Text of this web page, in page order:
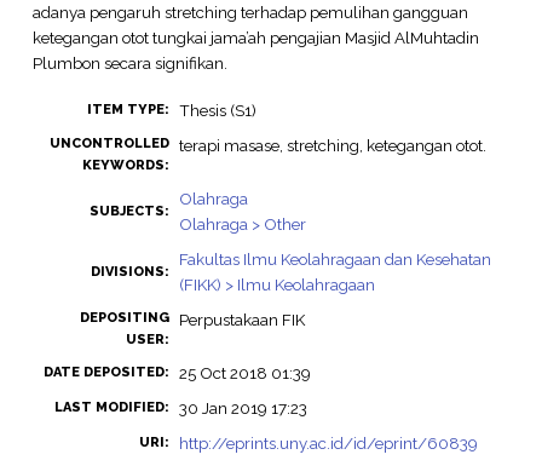
adanya pengaruh stretching terhadap pemulihan gangguan
ketegangan otot tungkai jama’ah pengajian Masjid AlMuhtadin
Plumbon secara signifikan.
ITEM TYPE: Thesis (S1)
UNCONTROLLED
KEYWORDS:
terapi masase, stretching, ketegangan otot.
SUBJECTS:
Olahraga
Olahraga > Other
DIVISIONS:
Fakultas Ilmu Keolahragaan dan Kesehatan
(FIKK) > Ilmu Keolahragaan
DEPOSITING
USER:
Perpustakaan FIK
DATE DEPOSITED: 25 Oct 2018 01:39
LAST MODIFIED: 30 Jan 2019 17:23
URI: http://eprints.uny.ac.id/id/eprint/60839